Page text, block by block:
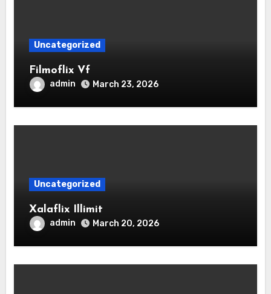
Uncategorized
Filmoflix Vf
admin March 23, 2026
Uncategorized
Xalaflix Illimit
admin March 20, 2026